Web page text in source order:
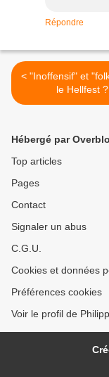
Répondre
< "Inoffensif" et "folklorique"
le Hellfest ?
Hébergé par
Top articles
Pages
Contact
Signaler un abus
C.G.U.
Cookies et données
Préférences cookies
Voir le profil de